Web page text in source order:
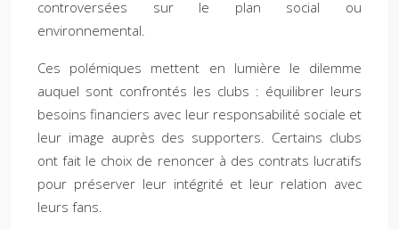
controversées sur le plan social ou
environnemental.
Ces polémiques mettent en lumière le dilemme
auquel sont confrontés les clubs : équilibrer leurs
besoins financiers avec leur responsabilité sociale et
leur image auprès des supporters. Certains clubs
ont fait le choix de renoncer à des contrats lucratifs
pour préserver leur intégrité et leur relation avec
leurs fans.